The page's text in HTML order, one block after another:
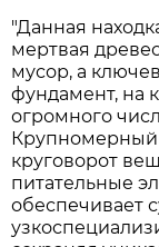
"Данная
мертвая
мусор, а
фундамент, на
огромного
Крупномерный
круговорот
питательные
обеспечивает